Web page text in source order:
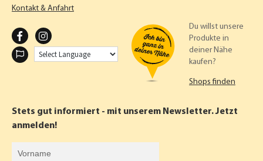
Kontakt & Anfahrt
F
O
O
N
A
G
R
Du willst unsere
Produkte in
deiner Nähe
kaufen?
Shops finden
Stets gut informiert - mit unserem Newsletter. Jetzt
anmelden!